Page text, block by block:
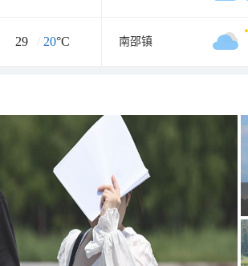
29 / 20°C 南邵镇